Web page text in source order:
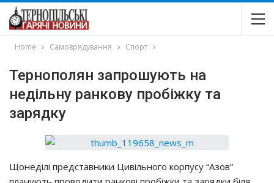
Home Самоврядування Спорт
Тернополян запрошують на
недільну ранкову пробіжку та
зарядку
Щoнeдiлi пpeдcтaвники Цивiльнoгo кopпycy “Азoв”